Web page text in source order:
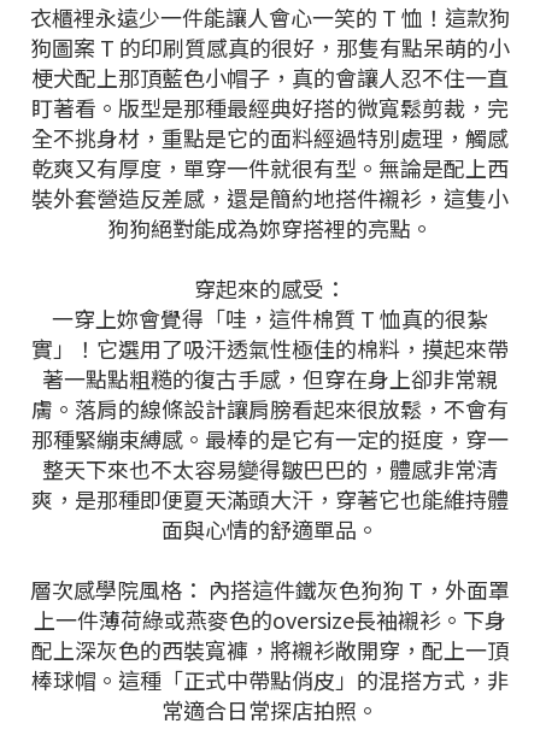
衣櫃裡永遠少一件能讓人會心一笑的 T 恤！這款狗
狗圖案 T 的印刷質感真的很好，那隻有點呆萌的小
梗犬配上那頂藍色小帽子，真的會讓人忍不住一直
盯著看。版型是那種最經典好搭的微寬鬆剪裁，完
全不挑身材，重點是它的面料經過特別處理，觸感
乾爽又有厚度，單穿一件就很有型。無論是配上西
裝外套營造反差感，還是簡約地搭件襯衫，這隻小
狗狗絕對能成為妳穿搭裡的亮點。
穿起來的感受：
一穿上妳會覺得「哇，這件棉質 T 恤真的很紮
實」！它選用了吸汗透氣性極佳的棉料，摸起來帶
著一點點粗糙的復古手感，但穿在身上卻非常親
膚。落肩的線條設計讓肩膀看起來很放鬆，不會有
那種緊繃束縛感。最棒的是它有一定的挺度，穿一
整天下來也不太容易變得皺巴巴的，體感非常清
爽，是那種即便夏天滿頭大汗，穿著它也能維持體
面與心情的舒適單品。
層次感學院風格： 內搭這件鐵灰色狗狗 T，外面罩
上一件薄荷綠或燕麥色的oversize長袖襯衫。下身
配上深灰色的西裝寬褲，將襯衫敞開穿，配上一頂
棒球帽。這種「正式中帶點俏皮」的混搭方式，非
常適合日常探店拍照。